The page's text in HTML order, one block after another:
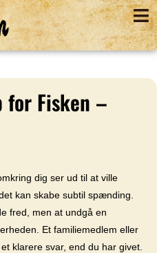
for Fisken –
dig ser ud til at ville
kan skabe subtil spænding.
fred, men at undgå en
Et familiemedlem eller
klarere svar, end du har givet.